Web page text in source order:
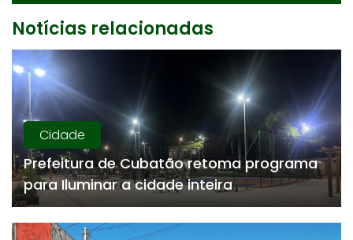
Notícias relacionadas
Cidade
Prefeitura de Cubatão retoma programa
para Iluminar a cidade inteira